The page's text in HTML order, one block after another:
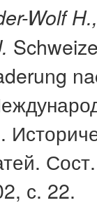
Wolf
с. 22.